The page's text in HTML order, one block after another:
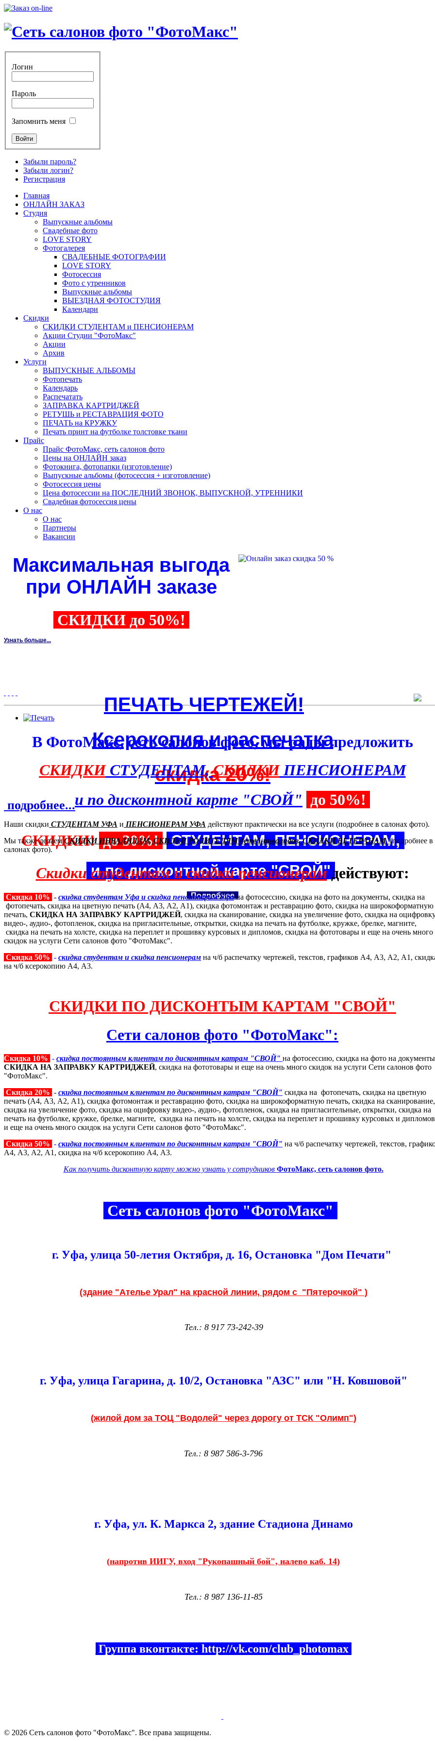
Логин
Пароль
Запомнить меня
Забыли пароль?
Забыли логин?
Регистрация
Главная
ОНЛАЙН ЗАКАЗ
Студия
Выпускные альбомы
Свадебные фото
LOVE STORY
Фотогалерея
СВАДЕБНЫЕ ФОТОГРАФИИ
LOVE STORY
Фотосессия
Фото с утренников
Выпускные альбомы
ВЫЕЗДНАЯ ФОТОСТУДИЯ
Календари
Скидки
СКИДКИ СТУДЕНТАМ и ПЕНСИОНЕРАМ
Акции Студии "ФотоМакс"
Акции
Архив
Услуги
ВЫПУСКНЫЕ АЛЬБОМЫ
Фотопечать
Календарь
Распечатать
ЗАПРАВКА КАРТРИДЖЕЙ
РЕТУШЬ и РЕСТАВРАЦИЯ ФОТО
ПЕЧАТЬ на КРУЖКУ
Печать принт на футболке толстовке ткани
Прайс
Прайс ФотоМакс, сеть салонов фото
Цены на ОНЛАЙН заказ
Фотокнига, фотопапки (изготовление)
Выпускные альбомы (фотосессия + изготовление)
Фотосессия цены
Цена фотосессии на ПОСЛЕДНИЙ ЗВОНОК, ВЫПУСКНОЙ, УТРЕННИКИ
Свадебная фотосессия цены
О нас
О нас
Партнеры
Вакансии
Максимальная выгода
при ОНЛАЙН заказе
СКИДКИ до 50%!
Узнать больше...
ПЕЧАТЬ ЧЕРТЕЖЕЙ!
Ксерокопия и распечатка
скидка 20%!
подробнее...
СКИДКИ! до 30%! СТУДЕНТАМ, ПЕНСИОНЕРАМ,
и по дисконтной карте "СВОЙ"
Подробнее
В ФотоМакс, сеть салонов фото, мы рады предложить
СКИДКИСТУДЕНТАМ,СКИДКИПЕНСИОНЕРАМ
и по дисконтной карте "СВОЙ" до 50%!
Наши скидки СТУДЕНТАМ УФА и ПЕНСИОНЕРАМ УФА действуют практически на все услуги (подробнее в салонах фото).
Мы также делаем СКИДКИ ИНВАЛИДАМ, СКИДКИ РОДИТЕЛЯМ детей-инвалидов, СКИДКИ ВЕТЕРАНАМ(подробнее в
салонах фото).
Скидки студентам и скидки пенсионерамдействуют:
Скидка 10% - скидка студентам Уфа и скидка пенсионерам Уфа на фотосессию, скидка на фото на документы, скидка на
фотопечать, скидка на цветную печать (А4, А3, А2, А1), скидка фотомонтаж и реставрацию фото, скидка на широкоформатную
печать, СКИДКА НА ЗАПРАВКУ КАРТРИДЖЕЙ, скидка на сканирование, скидка на увеличение фото, скидка на
видео-, аудио-, фотопленок, скидка на пригласительные, открытки, скидка на печать на футболке, кружке, брелке, магните,
скидка на печать на холсте, скидка на переплет и прошивку курсовых и дипломов, скидка на фототовары и еще на очень много
скидок на услуги Сети салонов фото "ФотоМакс".
Скидка 50% - скидка студентам и скидка пенсионерам на ч/б распечатку чертежей, текстов, графиков А4, А3, А2, А1,
на ч/б ксерокопию А4, А3.
СКИДКИ ПО ДИСКОНТЫМ КАРТАМ "СВОЙ"
Сети салонов фото "ФотоМакс":
Скидка 10% - скидка постоянным клиентам по дисконтным катрам "СВОЙ" на фотосессию, скидка на фото на
СКИДКА НА ЗАПРАВКУ КАРТРИДЖЕЙ, скидка на фототовары и еще на очень много скидок на услуги Сети салонов фото
"ФотоМакс".
Скидка 20% - скидка постоянным клиентам по дисконтным катрам "СВОЙ" скидка на фотопечать, скидка на цветную
печать (А4, А3, А2, А1), скидка фотомонтаж и реставрацию фото, скидка на широкоформатную печать, скидка на сканирование,
скидка на увеличение фото, скидка на оцифровку видео-, аудио-, фотопленок, скидка на пригласительные, открытки, скидка на
печать на футболке, кружке, брелке, магните, скидка на печать на холсте, скидка на переплет и прошивку курсовых и дипломов
и еще на очень много скидок на услуги Сети салонов фото "ФотоМакс".
Скидка 50% - скидка постоянным клиентам по дисконтным катрам "СВОЙ" на ч/б распечатку чертежей, текстов,
А4, А3, А2, А1, скидка на ч/б ксерокопию А4, А3.
Как получить дисконтную карту можно узнать у сотрудников ФотоМакс, сеть салонов фото.
Сеть салонов фото "ФотоМакс"
г. Уфа, улица 50-летия Октября, д. 16, Остановка "Дом Печати"
(здание "Ателье Урал" на красной линии, рядом с "Пятерочкой" )
Тел.: 8 917 73-242-39
г. Уфа, улица Гагарина, д. 10/2, Остановка "АЗС" или "Н. Ковшовой"
(жилой дом за ТОЦ "Водолей" через дорогу от ТСК "Олимп")
Тел.: 8 987 586-3-796
г. Уфа, ул. К. Маркса 2, здание Стадиона Динамо
(напротив ИИГУ, вход "Рукопашный бой", налево каб. 14)
Тел.: 8 987 136-11-85
Группа вконтакте: http://vk.com/club_photomax
© 2026 Сеть салонов фото "ФотоМакс". Все права защищены.